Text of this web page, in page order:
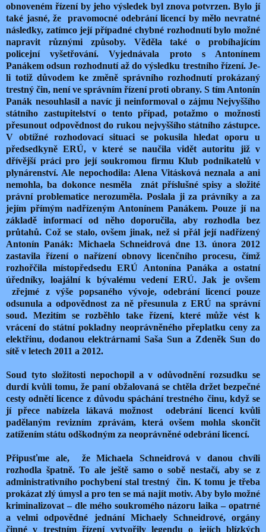
obnoveném řízení by jeho výsledek byl znova potvrzen. Bylo jí
také jasné, že pravomocné odebrání licencí by mělo nevratné
následky, zatímco její případné chybné rozhodnutí bylo možné
napravit různými způsoby. Věděla také o probíhajícím
policejní vyšetřování. Vyjednávala proto s Antonínem
Panákem odsun rozhodnutí až do výsledku trestního řízení. Je-
li totiž důvodem ke změně správního rozhodnutí prokázaný
trestný čin, není ve správním řízení proti obrany. S tím Antonín
Panák nesouhlasil a navíc ji neinformoval o zájmu Nejvyššího
státního zastupitelství o tento případ, potažmo o možnosti
přesunout odpovědnost do rukou nejvyššího státního zástupce.
V obtížné rozhodovací situaci se pokusila hledat oporu u
předsedkyně ERÚ, v které se naučila vidět autoritu již v
dřívější práci pro její soukromou firmu Klub podnikatelů v
plynárenství. Ale nepochodila: Alena Vitásková neznala a ani
nemohla, ba dokonce nesměla znát příslušné spisy a složité
právní problematice nerozuměla. Poslala ji za právníky a za
jejím přímým nadřízeným Antonínem Panákem. Pouze jí na
základě informací od něho doporučila, aby rozhodla bez
průtahů. Což se stalo, ovšem jinak, než si přál její nadřízený
Antonín Panák: Michaela Schneidrová dne 13. února 2012
zastavila řízení o nařízení obnovy licenčního procesu, čímž
rozhořčila místopředsedu ERÚ Antonína Panáka a ostatní
úředníky, loajální k bývalému vedení ERÚ. Jak je ovšem
zřejmé z výše popsaného vývoje, odebrání licencí pouze
odsunula a odpovědnost za ně přesunula z ERÚ na správní
soud. Mezitím se rozběhlo take řízení, které může vést k
vrácení do státní pokladny neoprávněného přeplatku ceny za
elektřinu, dodanou elektrárnami Saša Sun a Zdeněk Sun do
sítě v letech 2011 a 2012.
Soud tyto složitosti nepochopil a v odůvodnění rozsudku se
durdí kvůli tomu, že paní obžalovaná se chtěla držet bezpečné
cesty odnětí licence z důvodu spáchání trestného činu, když se
jí přece nabízela lákavá možnost odebrání licencí kvůli
padělaným revizním zprávám, která ovšem mohla skončit
zatížením státu odškodným za neoprávněné odebrání licencí.
Připusťme ale, že Michaela Schneidrová v danou chvíli
rozhodla špatně. To ale ještě samo o sobě nestačí, aby se z
administrativního pochybení stal trestný čin. K tomu je třeba
prokázat zlý úmysl a pro ten se má najít motiv. Aby bylo možné
kriminalizovat – dle mého soukromého názoru laika – opatrné
a velmi odpovědné jednání Michaely Schneidrové, orgány
činné v trestním řízení vytvořily legendu o jejích blízkých